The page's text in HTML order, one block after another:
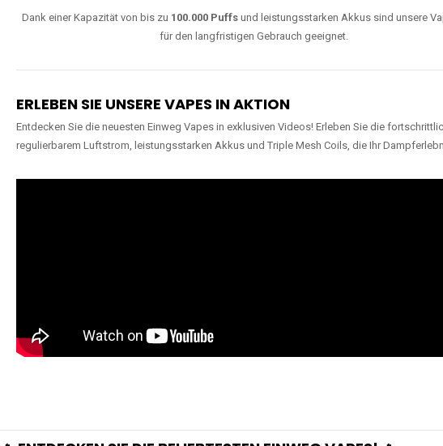
Dank einer Kapazität von bis zu 100.000 Puffs und leistungsstarken Akkus sind unsere
für den langfristigen Gebrauch geeignet.
ERLEBEN SIE UNSERE VAPES IN AKTION
Entdecken Sie die neuesten Einweg Vapes in exklusiven Videos! Erleben Sie die
regulierbarem Luftstrom, leistungsstarken Akkus und Triple Mesh Coils, die Ihr